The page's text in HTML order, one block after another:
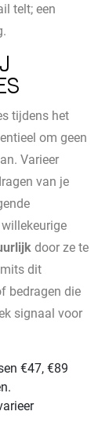
telt; een
tijdens het
om geen
Varieer
van je
door ze te
dit
bedragen die
signaal voor
€47, €89